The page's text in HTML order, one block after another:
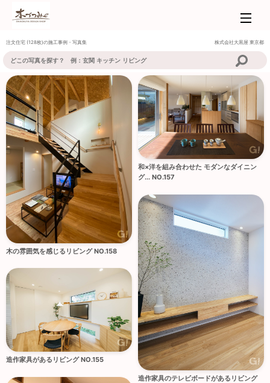
注文住宅 (128枚)の施工事例・写真集 株式会社大黒屋 東京都
木の雰囲気を感じるリビング NO.158
和×洋を組み合わせた モダンなダイニン
グ... NO.157
造作家具のテレビボードがあるリビング
造作家具があるリビング NO.155